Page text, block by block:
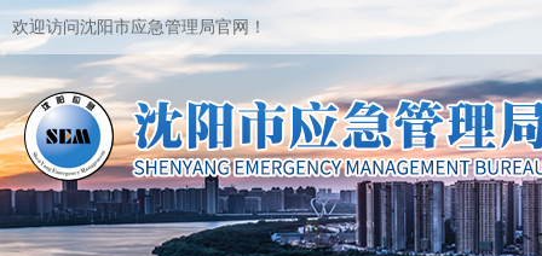
欢迎访问沈阳市应急管理局官网！